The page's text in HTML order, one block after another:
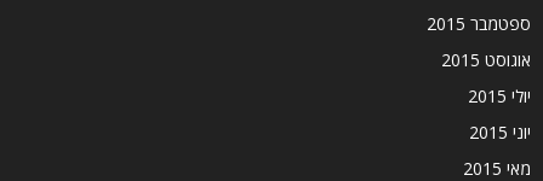
ספטמבר 2015
אוגוסט 2015
יולי 2015
יוני 2015
מאי 2015